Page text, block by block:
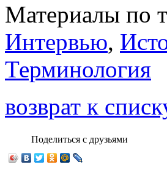
Материалы по
Интервью,
Терминология
возврат к
Поделиться с друзьями